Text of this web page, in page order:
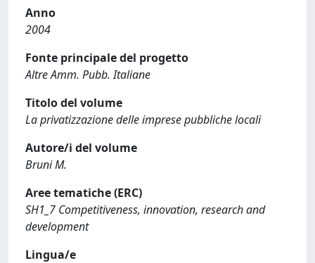
Anno
2004
Fonte principale del progetto
Altre Amm. Pubb. Italiane
Titolo del volume
La privatizzazione delle imprese pubbliche locali
Autore/i del volume
Bruni M.
Aree tematiche (ERC)
SH1_7 Competitiveness, innovation, research and
development
Lingua/e